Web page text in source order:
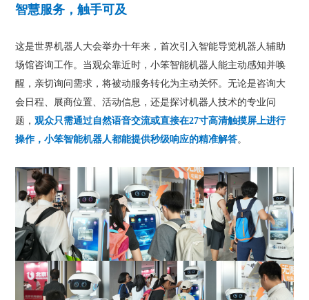
智慧服务，触手可及
这是世界机器人大会举办十年来，首次引入智能导览机器人辅助
场馆咨询工作。当观众靠近时，小笨智能机器人能主动感知并唤
醒，亲切询问需求，将被动服务转化为主动关怀。无论是咨询大
会日程、展商位置、活动信息，还是探讨机器人技术的专业问
题，观众只需通过自然语音交流或直接在27寸高清触摸屏上进行
操作，小笨智能机器人都能提供秒级响应的精准解答。